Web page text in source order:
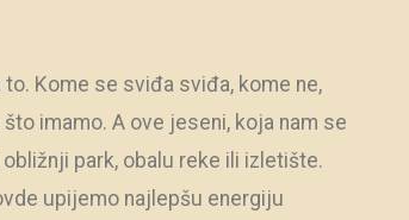
Kome se sviđa sviđa, kome ne,
imamo. A ove jeseni, koja nam se
park, obalu reke ili izletište.
upijemo najlepšu energiju